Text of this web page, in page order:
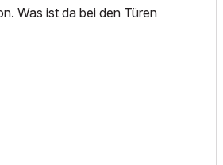
Was ist da bei den Türen